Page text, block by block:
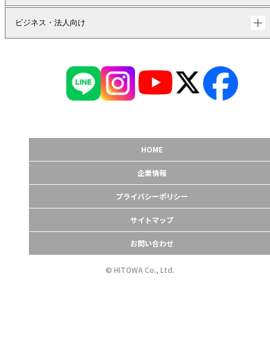
ビジネス・法人向け
HOME
企業情報
プライバシーポリシー
サイトマップ
お問い合わせ
© HITOWA Co., Ltd.